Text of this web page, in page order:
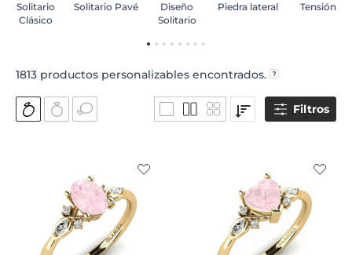
Solitario
Clásico
Solitario Pavé
Diseño
Solitario
Piedra lateral Tensión
1813 productos personalizables encontrados.
Filtros